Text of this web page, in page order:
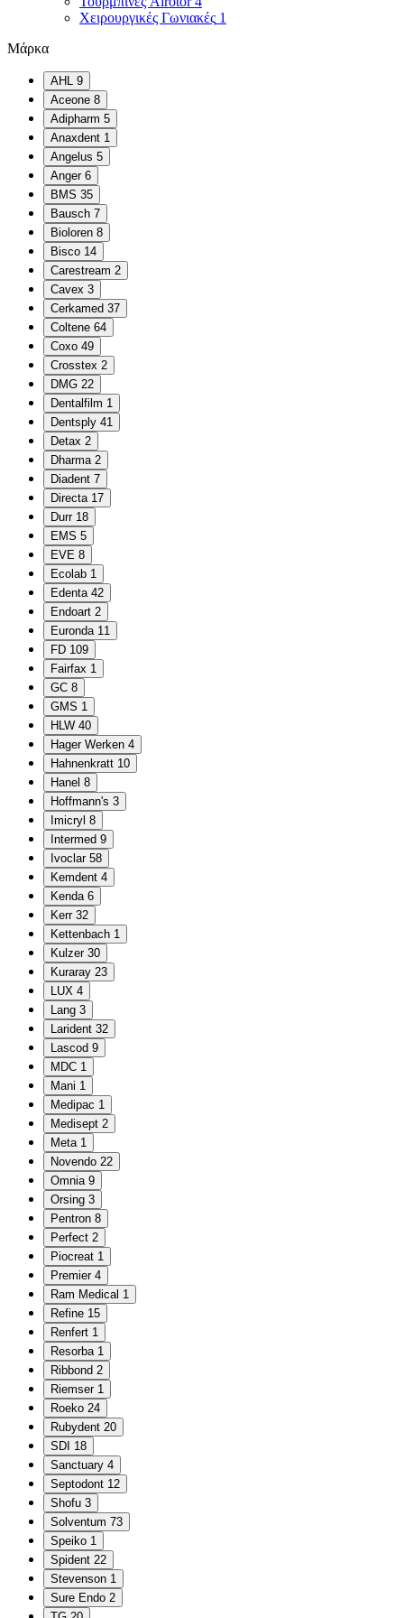
Χειρουργικές Γωνιακές 1
Μάρκα
AHL 9
Aceone 8
Adipharm 5
Anaxdent 1
Angelus 5
Anger 6
BMS 35
Bausch 7
Bioloren 8
Bisco 14
Carestream 2
Cavex 3
Cerkamed 37
Coltene 64
Coxo 49
Crosstex 2
DMG 22
Dentalfilm 1
Dentsply 41
Detax 2
Dharma 2
Diadent 7
Directa 17
Durr 18
EMS 5
EVE 8
Ecolab 1
Edenta 42
Endoart 2
Euronda 11
FD 109
Fairfax 1
GC 8
GMS 1
HLW 40
Hager Werken 4
Hahnenkratt 10
Hanel 8
Hoffmann's 3
Imicryl 8
Intermed 9
Ivoclar 58
Kemdent 4
Kenda 6
Kerr 32
Kettenbach 1
Kulzer 30
Kuraray 23
LUX 4
Lang 3
Larident 32
Lascod 9
MDC 1
Mani 1
Medipac 1
Medisept 2
Meta 1
Novendo 22
Omnia 9
Orsing 3
Pentron 8
Perfect 2
Piocreat 1
Premier 4
Ram Medical 1
Refine 15
Renfert 1
Resorba 1
Ribbond 2
Riemser 1
Roeko 24
Rubydent 20
SDI 18
Sanctuary 4
Septodont 12
Shofu 3
Solventum 73
Speiko 1
Spident 22
Stevenson 1
Sure Endo 2